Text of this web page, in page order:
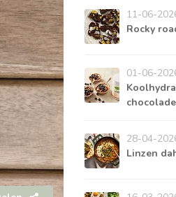
11-06-
Rocky
01-06-
28-04-
Linzen